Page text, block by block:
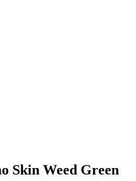
Skin Weed Green